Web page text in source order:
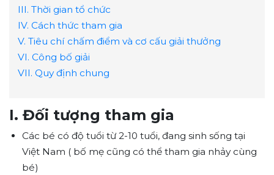
III. Thời gian tổ chức
IV. Cách thức tham gia
V. Tiêu chí chấm điểm và cơ cấu giải thưởng
VI. Công bố giải
VII. Quy định chung
I. Đối tượng tham gia
Các bé có độ tuổi từ 2-10 tuổi, đang sinh sống tại
Việt Nam ( bố mẹ cũng có thể tham gia nhảy cùng
bé)